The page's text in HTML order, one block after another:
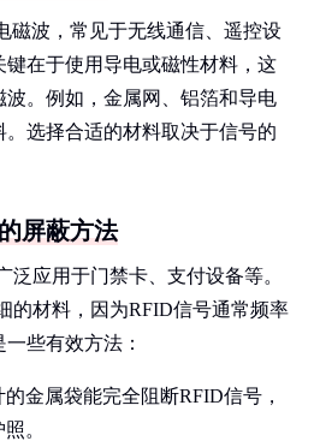
磁波，常见于无线通信、遥控设
在于使用导电或磁性材料，这
。例如，金属网、铝箔和导电
选择合适的材料取决于信号的
屏蔽方法
泛应用于门禁卡、支付设备等。
的材料，因为RFID信号通常频率
些有效方法：
的金属袋能完全阻断RFID信号，
。